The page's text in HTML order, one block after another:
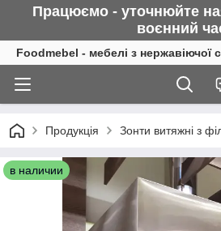
Працюємо - уточнюйте
воєнний
Foodmebel - мебелі з нержавіючої
Продукція Зонти витяжні з
в наличии